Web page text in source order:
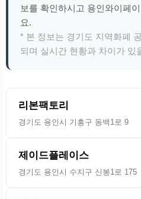
보를 확인하시고 용인와이페
요.
* 본 정보는 경기도 지역화폐
되며 실시간 현황과 차이가 있
리본팩토리
경기도 용인시 기흥구 동백1로 9
제이드플레이스
경기도 용인시 수지구 신봉1로 175